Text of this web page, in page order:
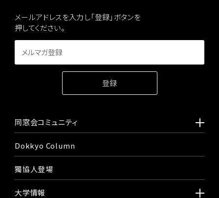
メールアドレスを入力し「登録」ボタンを
押してください。
同窓会コミュニティ
Dokkyo Column
獨協人登場
大学情報